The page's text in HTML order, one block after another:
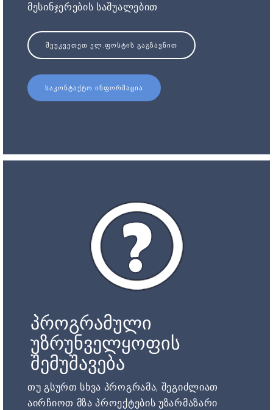
მესინჯერების საშუალებით
ᲨᲔᲣᲙᲕᲔᲗᲔᲗ ᲔᲚ.ᲤᲝᲡᲢᲘᲡ ᲒᲐᲒᲖᲐᲕᲜᲘᲗ
ᲡᲐᲙᲝᲜᲢᲐᲥᲢᲝ ᲘᲜᲤᲝᲠᲛᲐᲪᲘᲐ
პროგრამული
უზრუნველყოფის
შემუშავება
თუ გსურთ სხვა პროგრამა, შეგიძლიათ
აირჩიოთ მზა პროექტების უზარმაზარი